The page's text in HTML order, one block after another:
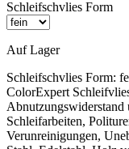
Schleifschvlies Form
Auf Lager
Schleifschvlies Form:
ColorExpert
Schleifarbeiten,
Verunreinigungen,